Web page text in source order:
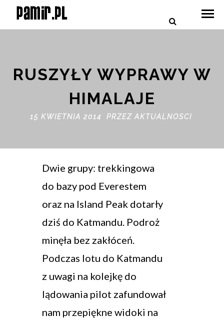
RUSZYŁY WYPRAWY W
HIMALAJE
15 KWIETNIA 2014 PRZEZAKTUALNOSCI
Dwie grupy: trekkingowa
do bazy pod Everestem
oraz na Island Peak dotarły
dziś do Katmandu. Podroż
minęła bez zakłóceń.
Podczas lotu do Katmandu
z uwagi na kolejkę do
lądowania pilot zafundował
nam przepiękne widoki na